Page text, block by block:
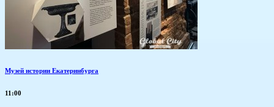
Музей истории Екатеринбурга
11:00